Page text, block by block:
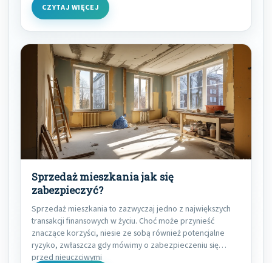
CZYTAJ WIĘCEJ
Sprzedaż mieszkania jak się
zabezpieczyć?
Sprzedaż mieszkania to zazwyczaj jedno z największych
transakcji finansowych w życiu. Choć może przynieść
znaczące korzyści, niesie ze sobą również potencjalne
ryzyko, zwłaszcza gdy mówimy o zabezpieczeniu się
przed nieuczciwymi